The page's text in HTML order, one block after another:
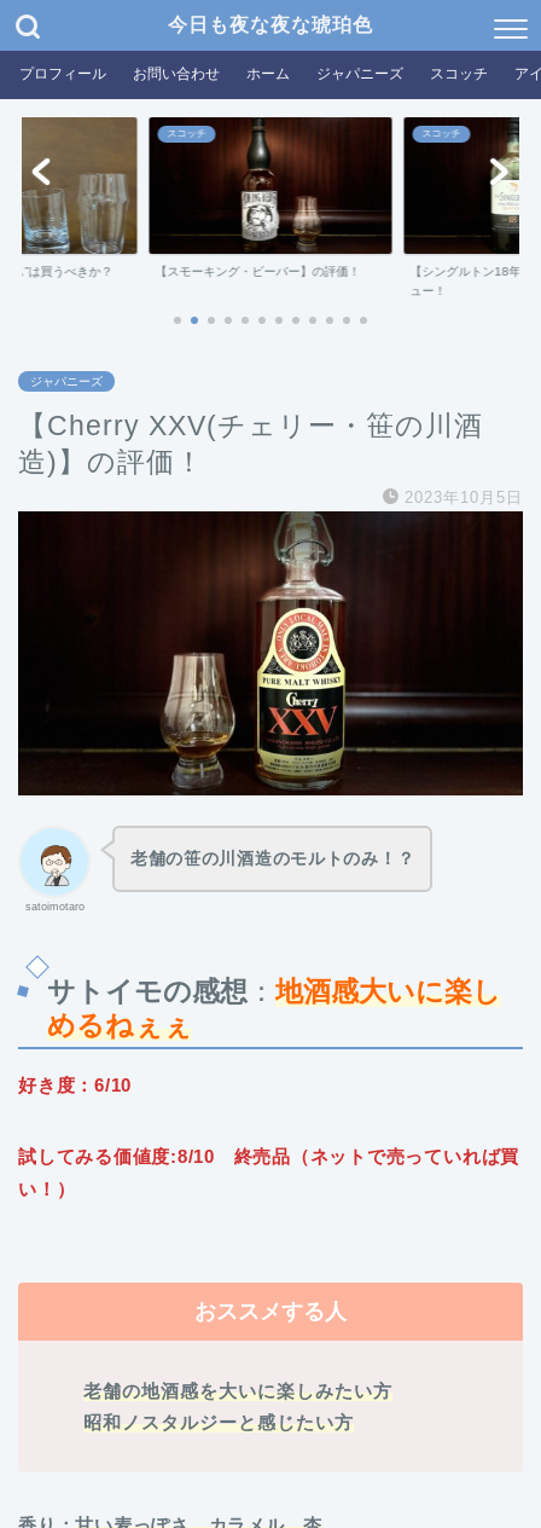
今日も夜な夜な琥珀色
プロフィール お問い合わせ ホーム ジャパニーズ スコッチ ア
ス”は買うべきか？
スコッチ
【スモーキング・ビーバー】の評価！
スコッチ
【シングルトン18年ダ
ュー！
ジャパニーズ
【Cherry XXV(チェリー・笹の川酒
造)】の評価！
2023年10月5日
satoimotaro
老舗の笹の川酒造のモルトのみ！？
サトイモの感想 ：地酒感大いに楽し
めるねぇぇ
好き度：6/10
試してみる価値度:8/10 終売品（ネットで売っていれば買
い！）
おススメする人
老舗の地酒感を大いに楽しみたい方
昭和ノスタルジーと感じたい方